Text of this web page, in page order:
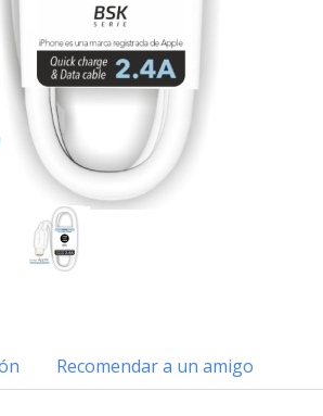
Recomendar a un amigo